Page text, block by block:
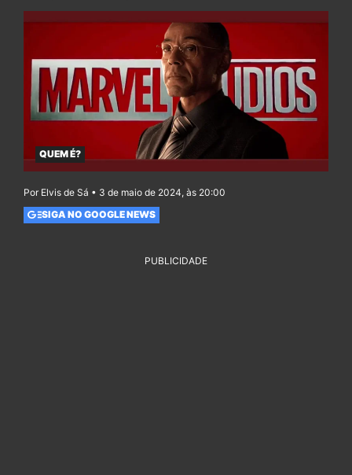
QUEM É?
Por Elvis de Sá • 3 de maio de 2024, às 20:00
SIGA NO GOOGLE NEWS
PUBLICIDADE